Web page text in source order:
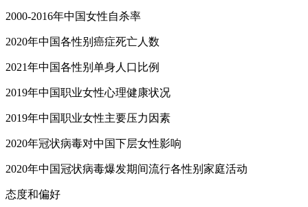
2000-2016年中国女性自杀率
2020年中国各性别癌症死亡人数
2021年中国各性别单身人口比例
2019年中国职业女性心理健康状况
2019年中国职业女性主要压力因素
2020年冠状病毒对中国下层女性影响
2020年中国冠状病毒爆发期间流行各性别家庭活动
态度和偏好